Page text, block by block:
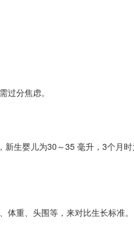
过分焦虑。
生婴儿为30～35 毫升，3个月
重、头围等，来对比生长标准。